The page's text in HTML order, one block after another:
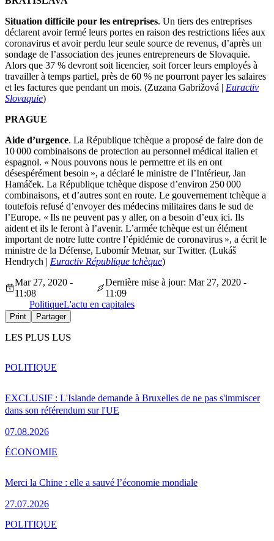
Situation difficile pour les entreprises. Un tiers des entreprises
déclarent avoir fermé leurs portes en raison des restrictions liées aux
coronavirus et avoir perdu leur seule source de revenus, d’après un
sondage de l’association des jeunes entrepreneurs de Slovaquie.
Alors que 37 % devront soit licencier, soit forcer leurs employés à
travailler à temps partiel, près de 60 % ne pourront payer les salaires
et les factures que pendant un mois. (Zuzana Gabrižová | Euractiv
Slovaquie)
PRAGUE
Aide d’urgence. La République tchèque a proposé de faire don de
10 000 combinaisons de protection au personnel médical italien et
espagnol. « Nous pouvons nous le permettre et ils en ont
désespérément besoin », a déclaré le ministre de l’Intérieur, Jan
Hamáček. La République tchèque dispose d’environ 250 000
combinaisons, et d’autres sont en route. Le gouvernement tchèque a
toutefois refusé d’envoyer des médecins militaires dans le sud de
l’Europe. « Ils ne peuvent pas y aller, on a besoin d’eux ici. Ils
aident et ils le feront à l’avenir. L’armée tchèque est un élément
important de notre lutte contre l’épidémie de coronavirus », a écrit le
ministre de la Défense, Lubomír Metnar, sur Twitter. (Lukáš
Hendrych | Euractiv République tchèque)
Mar 27, 2020 -
11:08
Dernière mise à jour: Mar 27, 2020 -
11:09
PolitiqueL'actu en capitales
Print Partager
LES PLUS LUS
EXCLUSIF : L'Islande demande à Bruxelles de ne pas s'immiscer
dans son référendum sur l'UE
07.08.2026
POLITIQUE
Merci la Chine : elle a sauvé l’économie mondiale
27.07.2026
ÉCONOMIE
POLITIQUE